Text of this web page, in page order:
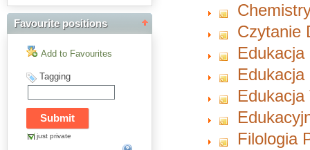
Favourite positions
Add to Favourites
Tagging
just private
Czytanie
Filologia